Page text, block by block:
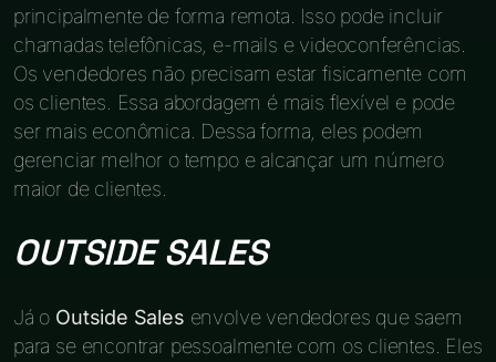
principalmente de forma remota. Isso pode incluir
chamadas telefônicas, e-mails e videoconferências.
Os vendedores não precisam estar fisicamente com
os clientes. Essa abordagem é mais flexível e pode
ser mais econômica. Dessa forma, eles podem
gerenciar melhor o tempo e alcançar um número
maior de clientes.
OUTSIDE SALES
Já o Outside Sales envolve vendedores que saem
para se encontrar pessoalmente com os clientes. Eles